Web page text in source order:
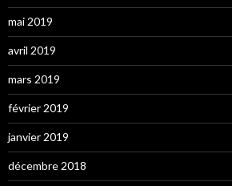
mai 2019
avril 2019
mars 2019
février 2019
janvier 2019
décembre 2018